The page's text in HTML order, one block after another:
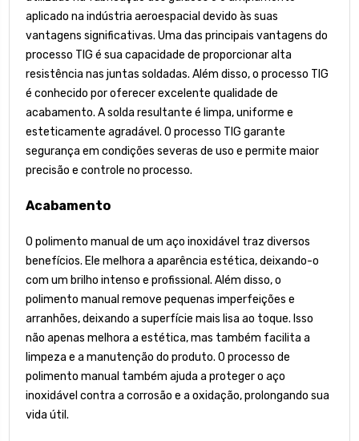
aplicado na indústria aeroespacial devido às suas
vantagens significativas. Uma das principais vantagens do
processo TIG é sua capacidade de proporcionar alta
resistência nas juntas soldadas. Além disso, o processo TIG
é conhecido por oferecer excelente qualidade de
acabamento. A solda resultante é limpa, uniforme e
esteticamente agradável. O processo TIG garante
segurança em condições severas de uso e permite maior
precisão e controle no processo.
Acabamento
O polimento manual de um aço inoxidável traz diversos
benefícios. Ele melhora a aparência estética, deixando-o
com um brilho intenso e profissional. Além disso, o
polimento manual remove pequenas imperfeições e
arranhões, deixando a superfície mais lisa ao toque. Isso
não apenas melhora a estética, mas também facilita a
limpeza e a manutenção do produto. O processo de
polimento manual também ajuda a proteger o aço
inoxidável contra a corrosão e a oxidação, prolongando sua
vida útil.